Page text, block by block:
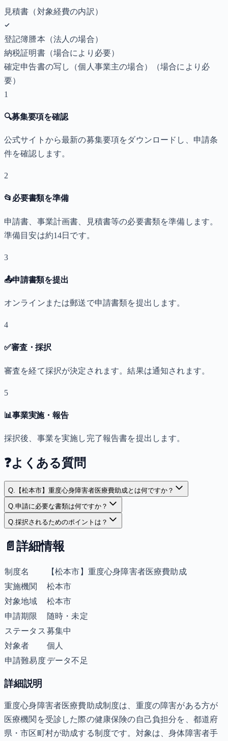
見積書（対象経費の内訳）
登記簿謄本（法人の場合）
納税証明書（場合により必要）
確定申告書の写し（個人事業主の場合）
（場合により必
要）
1
🔍募集要項を確認
公式サイトから最新の募集要項をダウンロードし、申請条
件を確認します。
2
📂 必要書類を準備
申請書、事業計画書、見積書等の必要書類を準備します。
準備目安は約14日です。
3
📤申請書類を提出
オンラインまたは郵送で申請書類を提出します。
4
✅審査・採択
審査を経て採択が決定されます。結果は通知されます。
5
📊事業実施・報告
採択後、事業を実施し完了報告書を提出します。
❓よくある質問
Q. 【松本市】重度心身障害者医療費助成とは何ですか？
Q.申請に必要な書類は何ですか？
Q.採択されるためのポイントは？
📄 詳細情報
制度名
【松本市】重度心身障害者医療費助成
実施機関
松本市
対象地域
松本市
申請期限
随時・未定
ステータス 募集中
対象者
個人
申請難易度データ不足
詳細説明
重度心身障害者医療費助成制度は、重度の障害がある方が
医療機関を受診した際の健康保険の自己負担分を、都道府
県・市区町村が助成する制度です。対象は、身体障害者手